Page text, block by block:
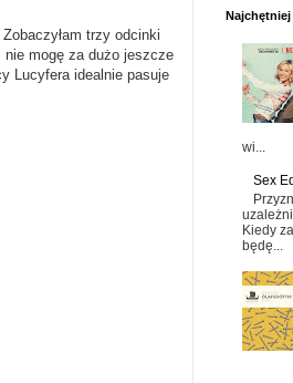
trzy odcinki
mogę za dużo jeszcze
Lucyfera idealnie pasuje
wi...
Sex
Kiedy
będę...